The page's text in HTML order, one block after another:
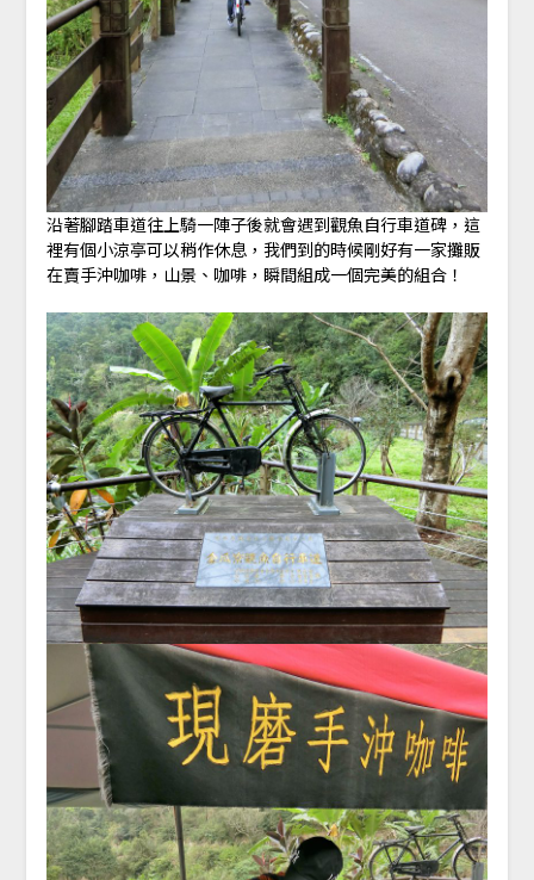
沿著腳踏車道往上騎一陣子後就會遇到觀魚自行車道碑，這
裡有個小涼亭可以稍作休息，我們到的時候剛好有一家攤販
在賣手沖咖啡，山景、咖啡，瞬間組成一個完美的組合！